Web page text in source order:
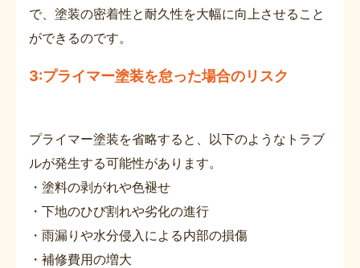
で、塗装の密着性と耐久性を大幅に向上させること
ができるのです。
3:プライマー塗装を怠った場合のリスク
プライマー塗装を省略すると、以下のようなトラブ
ルが発生する可能性があります。
・塗料の剥がれや色褪せ
・下地のひび割れや劣化の進行
・雨漏りや水分侵入による内部の損傷
・補修費用の増大